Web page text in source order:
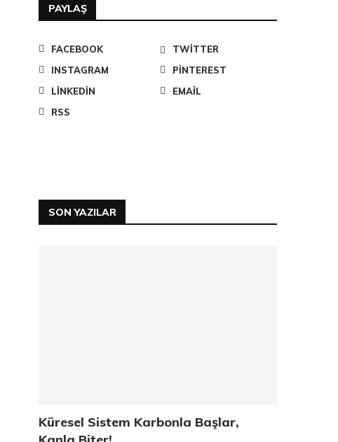
PAYLAŞ
FACEBOOK
TWITTER
INSTAGRAM
PINTEREST
LINKEDIN
EMAIL
RSS
SON YAZILAR
Küresel Sistem Karbonla Başlar,